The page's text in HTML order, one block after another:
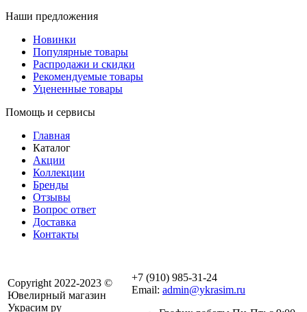
Наши предложения
Новинки
Популярные товары
Распродажи и скидки
Рекомендуемые товары
Уцененные товары
Помощь и сервисы
Главная
Каталог
Акции
Коллекции
Бренды
Отзывы
Вопрос ответ
Доставка
Контакты
Copyright 2022-2023 ©
Ювелирный магазин
Украсим ру
+7 (910) 985-31-24
Email: admin@ykrasim.ru